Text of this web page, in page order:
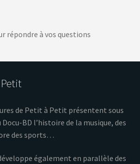
répondre à vos questions
de Petit à Petit présentent sous
BD l’histoire de la musique, des
des sports…
également en parallèle des